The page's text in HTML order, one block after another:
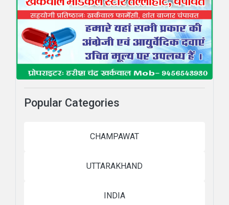
Popular Categories
CHAMPAWAT
UTTARAKHAND
INDIA